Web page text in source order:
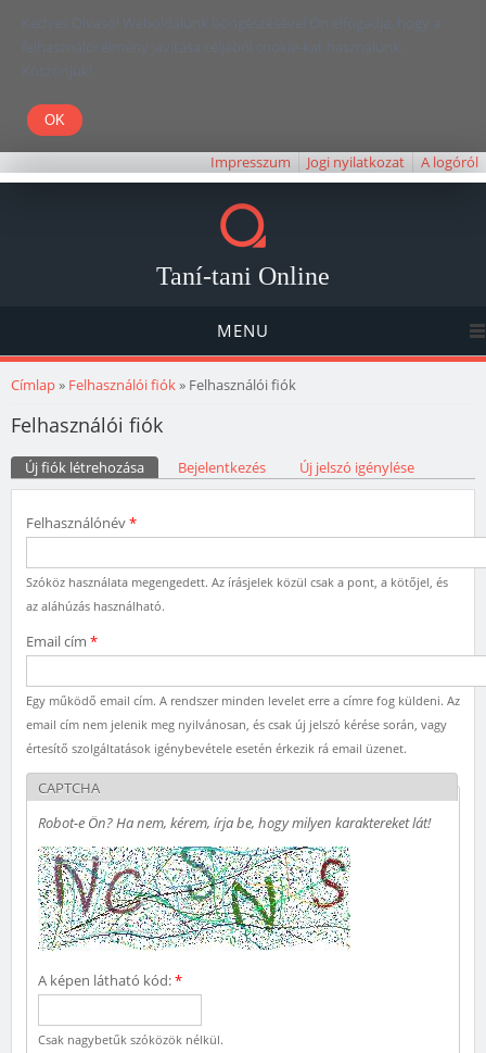
Kedves Olvasó! Weboldalunk böngészésével Ön elfogadja, hogy a
felhasználói élmény javítása céljából cookie-kat használunk.
Köszönjük!
Impresszum Jogi nyilatkozat A logóról
Taní-tani Online
MENU
Jelenlegi hely
Címlap» Felhasználói fiók» Felhasználói fiók
Felhasználói fiók
Elsődleges fülek
Új fiók létrehozása (aktív fül)Bejelentkezés Új jelszó igénylése
Felhasználónév*
Szóköz használata megengedett. Az írásjelek közül csak a pont, a kötőjel, és
az aláhúzás használható.
Email cím *
Egy működő email cím. A rendszer minden levelet erre a címre fog küldeni. Az
email cím nem jelenik meg nyilvánosan, és csak új jelszó kérése során, vagy
értesítő szolgáltatások igénybevétele esetén érkezik rá email üzenet.
CAPTCHA
Robot-e Ön? Ha nem, kérem, írja be, hogy milyen karaktereket lát!
A képen látható kód:*
Csak nagybetűk szóközök nélkül.